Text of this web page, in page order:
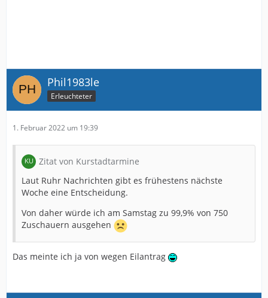
Phil1983le
Erleuchteter
1. Februar 2022 um 19:39
Zitat von Kurstadtarmine
Laut Ruhr Nachrichten gibt es frühestens nächste
Woche eine Entscheidung.
Von daher würde ich am Samstag zu 99,9% von 750
Zuschauern ausgehen
Das meinte ich ja von wegen Eilantrag